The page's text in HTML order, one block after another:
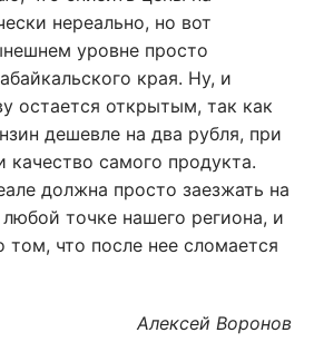
нереально, но вот
уровне просто
края. Ну, и
остается открытым, так как
дешевле на два рубля, при
качество самого продукта.
должна просто заезжать на
точке нашего региона, и
том, что после нее сломается
Алексей Воронов